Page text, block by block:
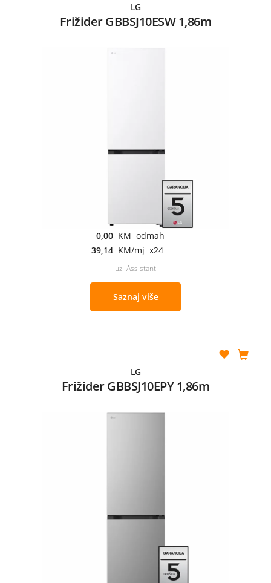
LG
Frižider GBBSJ10ESW 1,86m
0,00 KM odmah
39,14 KM/mj x24
uz Assistant
Saznaj više
LG
Frižider GBBSJ10EPY 1,86m